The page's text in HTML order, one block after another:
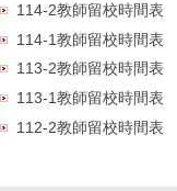
114-2教師留校時間表
114-1教師留校時間表
113-2教師留校時間表
113-1教師留校時間表
112-2教師留校時間表